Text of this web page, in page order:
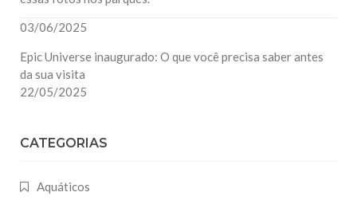
03/06/2025
Epic Universe inaugurado: O que você precisa saber antes
da sua visita
22/05/2025
CATEGORIAS
Aquáticos